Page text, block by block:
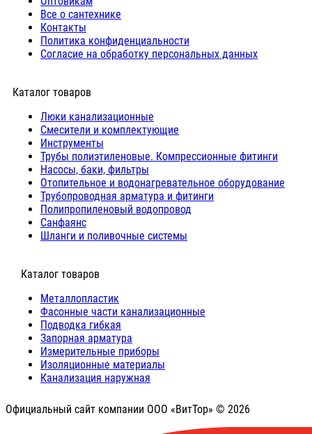
Все о сантехнике
Контакты
Политика конфиденциальности
Согласие на обработку персональных данных
Каталог товаров
Люки канализационные
Cмесители и комплектующие
Инструменты
Трубы полиэтиленовые. Компрессионные фитинги
Насосы, баки, фильтры
Отопительное и водонагревательное оборудование
Трубопроводная арматура и фитинги
Полипропиленовый водопровод
Санфаянс
Шланги и поливочные системы
⠀Каталог товаров
Металлопластик
Фасонные части канализационные
Подводка гибкая
Запорная арматура
Измерительные приборы
Изоляционные материалы
Канализация наружная
Официальный сайт компании ООО «ВитТор» © 2026